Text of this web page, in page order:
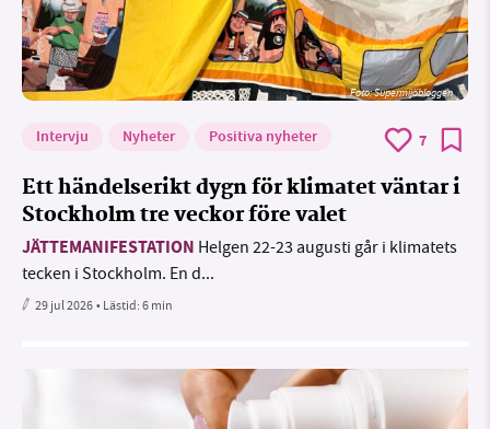
Foto: Supermijöbloggen
Intervju Nyheter Positiva nyheter 7
Ett händelserikt dygn för klimatet väntar i
Stockholm tre veckor före valet
JÄTTEMANIFESTATION Helgen 22-23 augusti går i klimatets
tecken i Stockholm. En d...
29 jul 2026• Lästid:6 min